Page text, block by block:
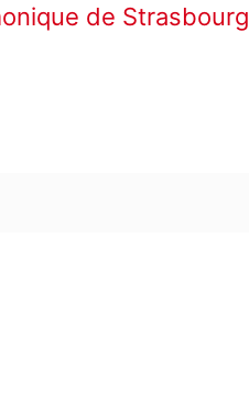
de Strasbourg